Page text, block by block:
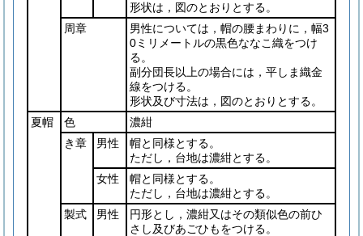
形状は，図のとおりとする。
周章
男性については，帽の腰まわりに，幅3
0ミリメートルの黒色ななこ織をつけ
る。
副分団長以上の場合には，平しま織金
線をつける。
形状及び寸法は，図のとおりとする。
夏帽
色
濃紺
き章
男性
帽と同様とする。
ただし，台地は濃紺とする。
女性
帽と同様とする。
ただし，台地は濃紺とする。
製式
男性
円形とし，濃紺又はその類似色の前ひ
さし及びあごひもをつける。